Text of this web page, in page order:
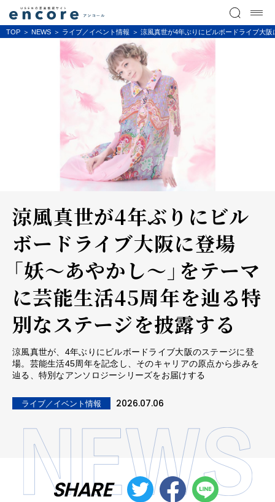
TOP NEWS ライブ／イベント情報 涼風真世が4年ぶりにビルボードライブ大
涼風真世が4年ぶりにビル
ボードライブ大阪に登場
「妖～あやかし～」をテーマ
に芸能生活45周年を辿る特
別なステージを披露する
涼風真世が、4年ぶりにビルボードライブ大阪のステージに登
場。芸能生活45周年を記念し、そのキャリアの原点から歩みを
辿る、特別なアンソロジーシリーズをお届けする
ライブ／イベント情報 2026.07.06
SHARE